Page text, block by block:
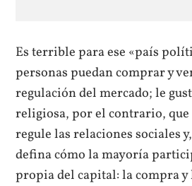
Es terrible para ese «país
personas puedan comprar y
regulación del mercado; le
religiosa, por el contrario, que
regule las relaciones sociales
defina cómo la mayoría
propia del capital: la compra y